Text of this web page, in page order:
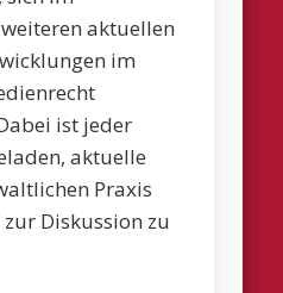
aktuellen
im
ist jeder
aktuelle
Praxis
Diskussion zu